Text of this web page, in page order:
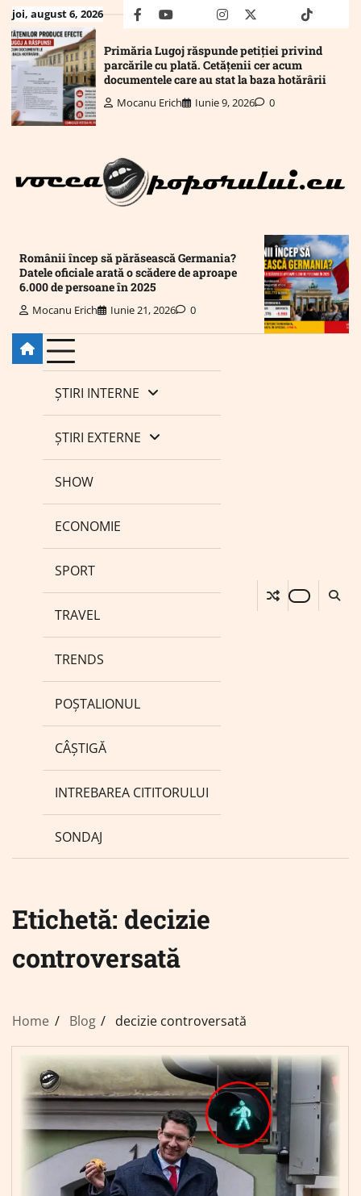
Skip
to
content
joi, august 6, 2026 facebookyoutubeMailinstagram
twitter truthtiktok
Primăria Lugoj răspunde petiției privind
parcările cu plată. Cetățenii cer acum
documentele care au stat la baza hotărârii
Mocanu Erich Iunie 9, 2026 0
Românii încep să părăsească Germania?
Datele oficiale arată o scădere de aproape
6.000 de persoane în 2025
Mocanu Erich Iunie 21, 2026 0
ȘTIRI INTERNE
ȘTIRI EXTERNE
SHOW
ECONOMIE
SPORT
TRAVEL
TRENDS
POȘTALIONUL
CÂȘTIGĂ
INTREBAREA CITITORULUI
SONDAJ
Etichetă: decizie
controversată
Home Blog decizie controversată